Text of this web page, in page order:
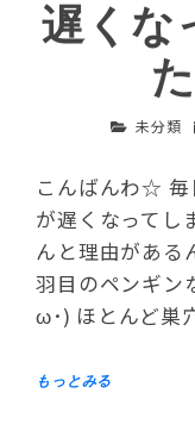
遅くな
未分類
こんばんわ☆ 毎
が遅くなってし
んと理由がある
羽目のペンギン
ω･) ほとんど巣